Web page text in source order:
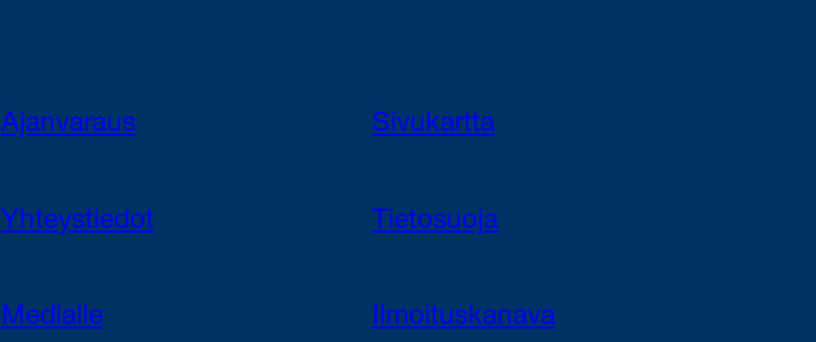
Ajanvaraus
Yhteystiedot
Medialle
Sivukartta
Tietosuoja
Ilmoituskanava